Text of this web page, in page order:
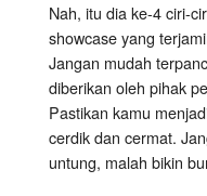
Nah, itu dia ke-4 ciri-
showcase yang
Jangan mudah
diberikan oleh pihak
Pastikan kamu
cerdik dan cermat.
untung, malah bikin